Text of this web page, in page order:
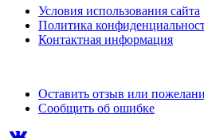
Условия использования сайта
Политика
Контактная информация
Оставить отзыв или
Сообщить об ошибке